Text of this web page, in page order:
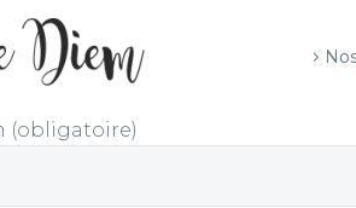
(obligatoire)